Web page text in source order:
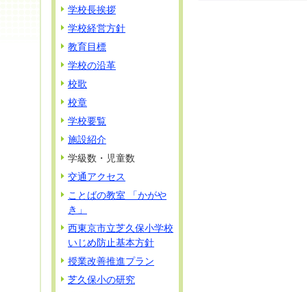
学校長挨拶
学校経営方針
教育目標
学校の沿革
校歌
校章
学校要覧
施設紹介
学級数・児童数
交通アクセス
ことばの教室 「かがや
き」
西東京市立芝久保小学校
いじめ防止基本方針
授業改善推進プラン
芝久保小の研究